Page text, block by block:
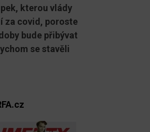
kterou vlády
za covid, poroste
bude přibývat
se stavěli